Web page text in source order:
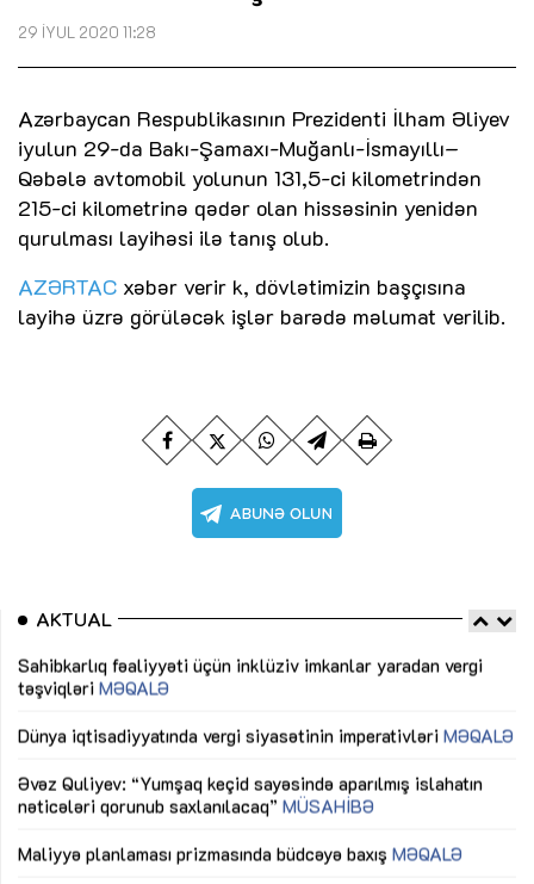
29 İYUL 2020 11:28
Azərbaycan Respublikasının Prezidenti İlham Əliyev
iyulun 29-da Bakı-Şamaxı-Muğanlı-İsmayıllı–
Qəbələ avtomobil yolunun 131,5-ci kilometrindən
215-ci kilometrinə qədər olan hissəsinin yenidən
qurulması layihəsi ilə tanış olub.
AZƏRTAC xəbər verir k, dövlətimizin başçısına
layihə üzrə görüləcək işlər barədə məlumat verilib.
AKTUAL
Sahibkarlıq fəaliyyəti üçün inklüziv imkanlar yaradan vergi
təşviqləri MƏQALƏ
Dünya iqtisadiyyatında vergi siyasətinin imperativləri MƏQALƏ
Əvəz Quliyev: “Yumşaq keçid sayəsində aparılmış islahatın
nəticələri qorunub saxlanılacaq” MÜSAHİBƏ
Maliyyə planlaması prizmasında büdcəyə baxış MƏQALƏ